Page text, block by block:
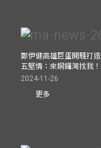
鄭伊健高雄巨蛋開騷打
五堅情：來銅鑼灣找我！
2024-11-26
更多